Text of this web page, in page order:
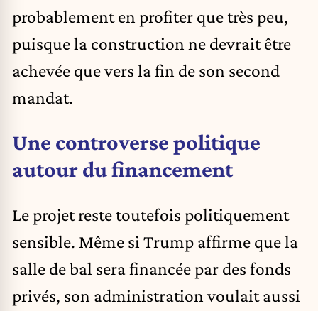
probablement en profiter que très peu,
puisque la construction ne devrait être
achevée que vers la fin de son second
mandat.
Une controverse politique
autour du financement
Le projet reste toutefois politiquement
sensible. Même si Trump affirme que la
salle de bal sera financée par des fonds
privés, son administration voulait aussi